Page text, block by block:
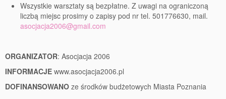
Wszystkie warsztaty są bezpłatne. Z uwagi na ograniczoną
liczbą miejsc prosimy o zapisy pod nr tel. 501776630, mail.
asocjacja2006@gmail.com
ORGANIZATOR: Asocjacja 2006
INFORMACJE www.asocjacja2006.pl
DOFINANSOWANO ze środków budżetowych Miasta Poznania